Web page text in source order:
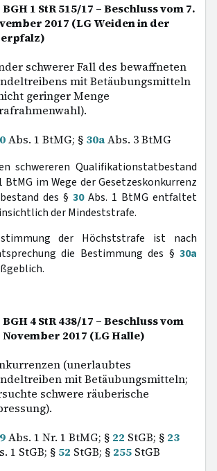
BGH 1 StR 515/17 – Beschluss vom 7.
2017 (LG Weiden in der
schwerer Fall des bewaffneten
mit Betäubungsmitteln
geringer Menge
Abs. 1 BtMG; § 30aAbs. 3 BtMG
schwereren Qualifikationstatbestand
BtMG im Wege der Gesetzeskonkurrenz
des § 30Abs. 1 BtMG entfaltet
der Mindeststrafe.
der Höchststrafe ist nach
die Bestimmung des § 30a
BGH 4 StR 438/17 – Beschluss vom
November 2017 (LG Halle)
(unerlaubtes
mit Betäubungsmitteln;
schwere räuberische
Abs. 1 Nr. 1 BtMG; § 22 StGB; § 23
1 StGB; § 52 StGB; § 255 StGB